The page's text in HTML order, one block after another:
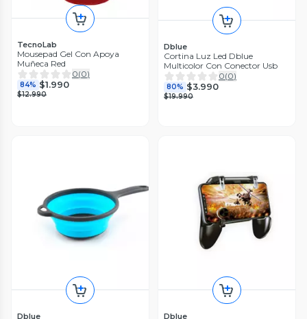
TecnoLab
Mousepad Gel Con Apoya
Muñeca Red
0(0)
84% $1.990
$12.990
Dblue
Cortina Luz Led Dblue
Multicolor Con Conector Usb
0(0)
80% $3.990
$19.990
Dblue Dblue